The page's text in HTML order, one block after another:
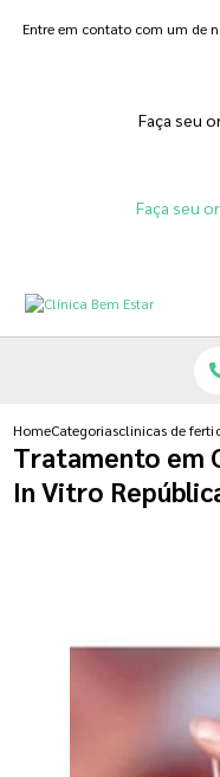
Entre em contato com um de
Faça seu
Faça seu
HomeCategoriasclinicas de
Tratamento em
In Vitro